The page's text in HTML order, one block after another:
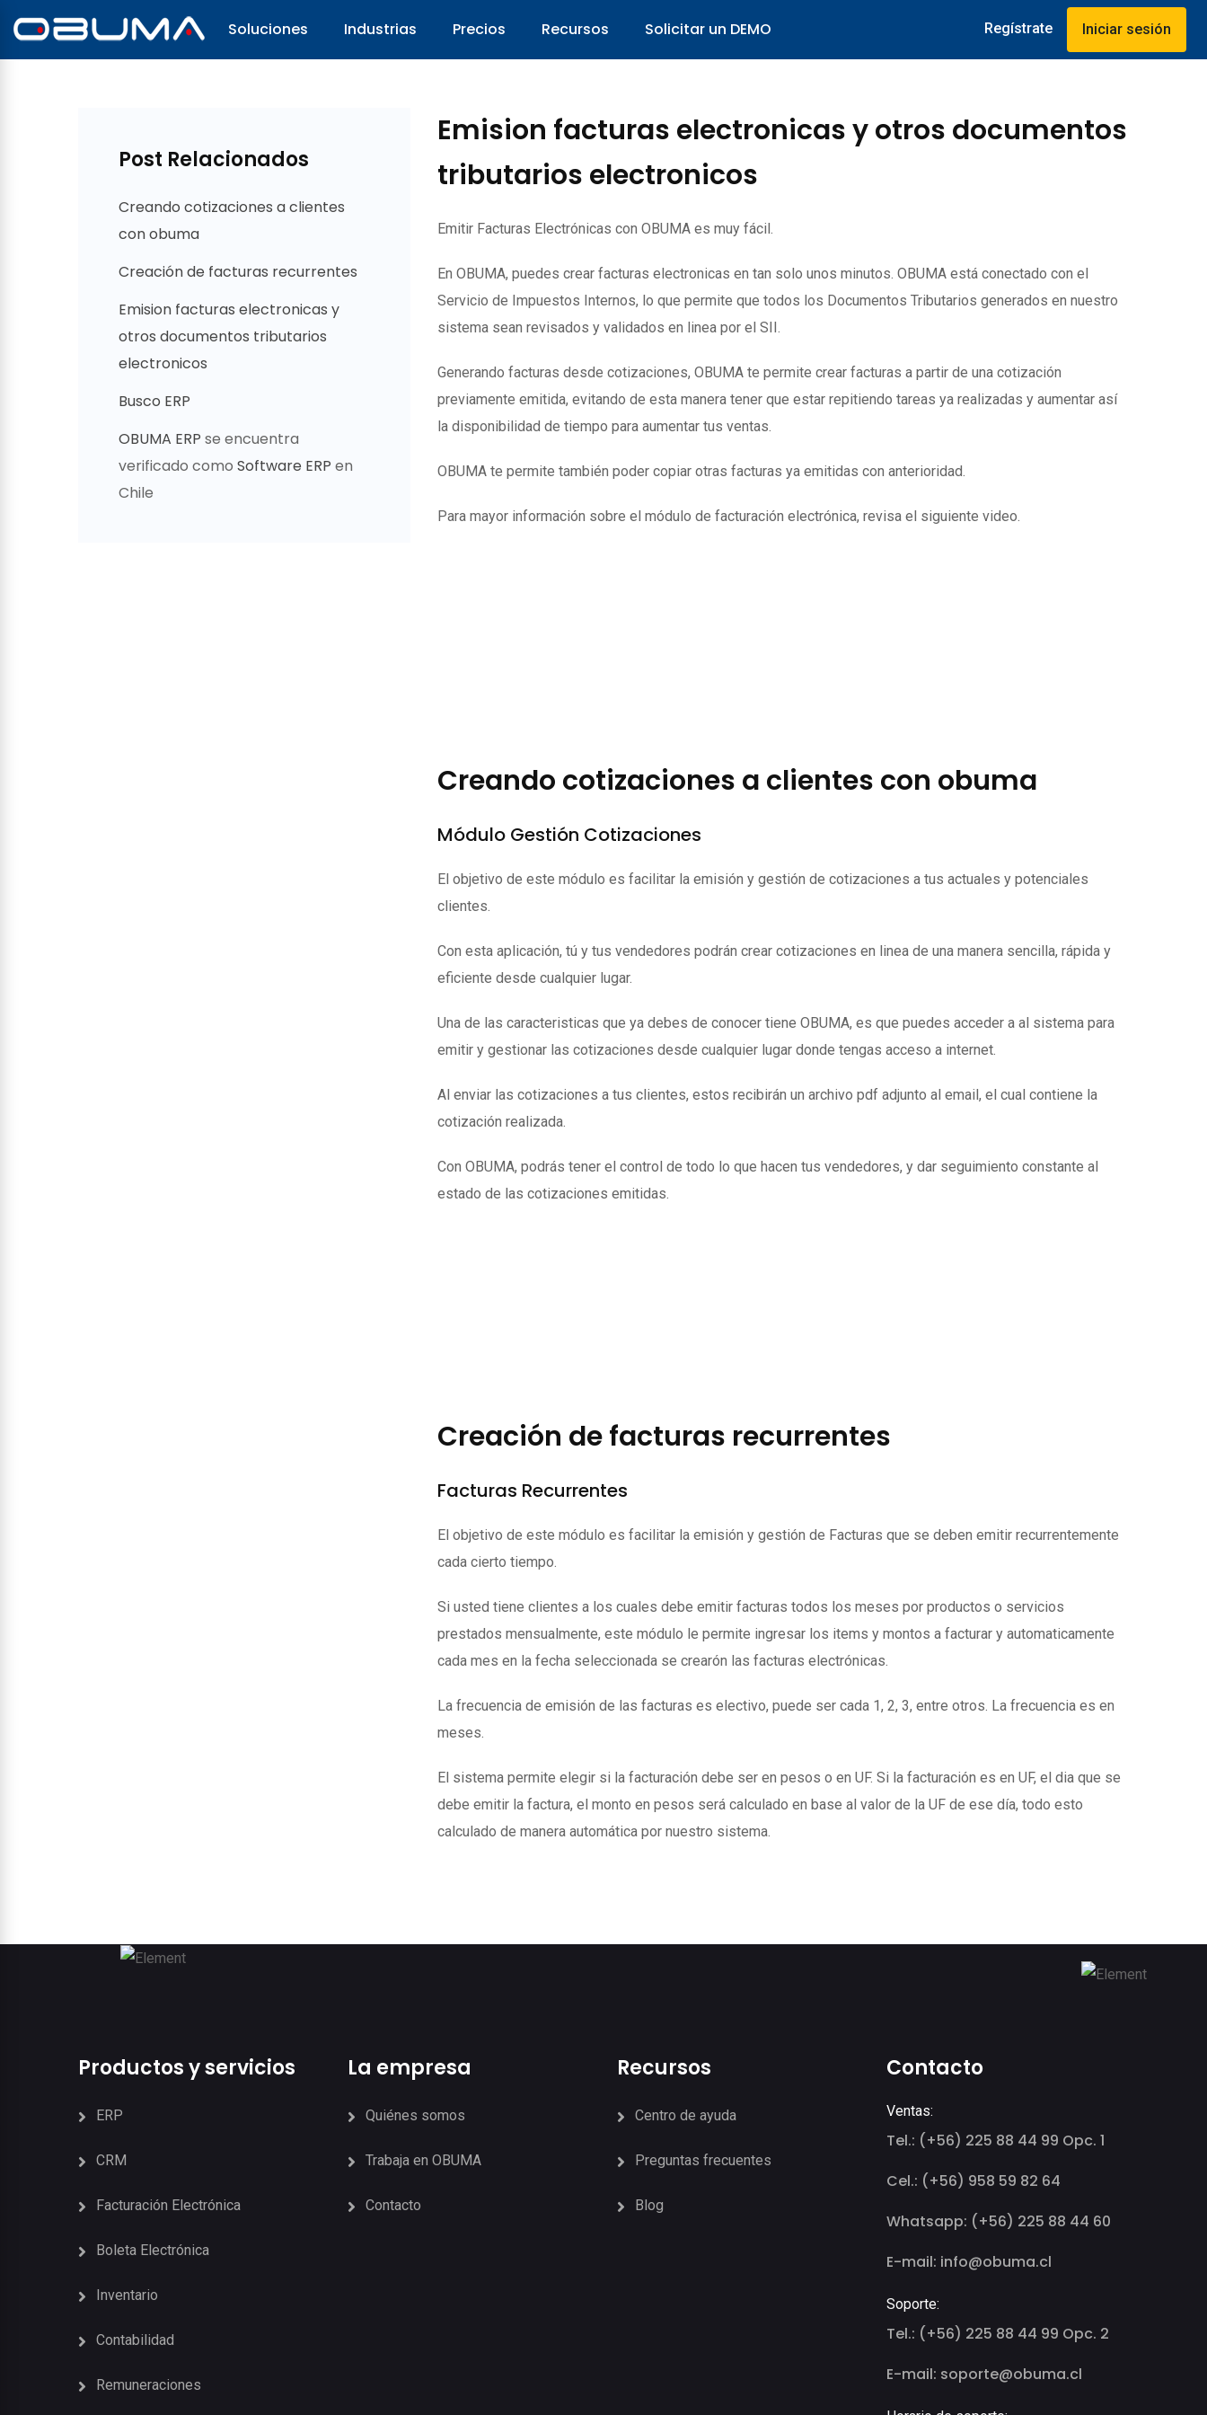
Soluciones Industrias Precios Recursos Solicitar un DEMO Regístrate Iniciar sesión
Emision facturas electronicas y otros documentos
tributarios electronicos
Emitir Facturas Electrónicas con OBUMA es muy fácil.
En OBUMA, puedes crear facturas electronicas en tan solo unos minutos. OBUMA está conectado con el
Servicio de Impuestos Internos, lo que permite que todos los Documentos Tributarios generados en nuestro
sistema sean revisados y validados en linea por el SII.
Generando facturas desde cotizaciones, OBUMA te permite crear facturas a partir de una cotización
previamente emitida, evitando de esta manera tener que estar repitiendo tareas ya realizadas y aumentar así
la disponibilidad de tiempo para aumentar tus ventas.
OBUMA te permite también poder copiar otras facturas ya emitidas con anterioridad.
Para mayor información sobre el módulo de facturación electrónica, revisa el siguiente video.
Post Relacionados
Creando cotizaciones a clientes
con obuma
Creación de facturas recurrentes
Emision facturas electronicas y
otros documentos tributarios
electronicos
Busco ERP
OBUMA ERP se encuentra
verificado como Software ERP en
Chile
Creando cotizaciones a clientes con obuma
Módulo Gestión Cotizaciones
El objetivo de este módulo es facilitar la emisión y gestión de cotizaciones a tus actuales y potenciales
clientes.
Con esta aplicación, tú y tus vendedores podrán crear cotizaciones en linea de una manera sencilla, rápida y
eficiente desde cualquier lugar.
Una de las caracteristicas que ya debes de conocer tiene OBUMA, es que puedes acceder a al sistema para
emitir y gestionar las cotizaciones desde cualquier lugar donde tengas acceso a internet.
Al enviar las cotizaciones a tus clientes, estos recibirán un archivo pdf adjunto al email, el cual contiene la
cotización realizada.
Con OBUMA, podrás tener el control de todo lo que hacen tus vendedores, y dar seguimiento constante al
estado de las cotizaciones emitidas.
Creación de facturas recurrentes
Facturas Recurrentes
El objetivo de este módulo es facilitar la emisión y gestión de Facturas que se deben emitir recurrentemente
cada cierto tiempo.
Si usted tiene clientes a los cuales debe emitir facturas todos los meses por productos o servicios
prestados mensualmente, este módulo le permite ingresar los items y montos a facturar y automaticamente
cada mes en la fecha seleccionada se crearón las facturas electrónicas.
La frecuencia de emisión de las facturas es electivo, puede ser cada 1, 2, 3, entre otros. La frecuencia es en
meses.
El sistema permite elegir si la facturación debe ser en pesos o en UF. Si la facturación es en UF, el dia que se
debe emitir la factura, el monto en pesos será calculado en base al valor de la UF de ese día, todo esto
calculado de manera automática por nuestro sistema.
Productos y servicios
ERP
CRM
Facturación Electrónica
Boleta Electrónica
Inventario
Contabilidad
Remuneraciones
La empresa
Quiénes somos
Trabaja en OBUMA
Contacto
Recursos
Centro de ayuda
Preguntas frecuentes
Blog
Contacto
Ventas:
Tel.: (+56) 225 88 44 99 Opc. 1
Cel.: (+56) 958 59 82 64
Whatsapp: (+56) 225 88 44 60
E-mail: info@obuma.cl
Soporte:
Tel.: (+56) 225 88 44 99 Opc. 2
E-mail: soporte@obuma.cl